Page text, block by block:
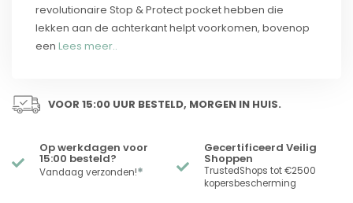
revolutionaire Stop & Protect pocket hebben die
lekken aan de achterkant helpt voorkomen, bovenop
een Lees meer..
VOOR 15:00 UUR BESTELD, MORGEN IN HUIS.
Op werkdagen voor
15:00 besteld?
Vandaag verzonden!*
Gecertificeerd Veilig
Shoppen
TrustedShops tot €2500
kopersbescherming